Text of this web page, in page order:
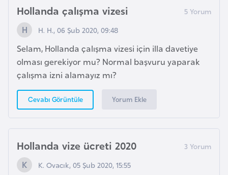
Hollanda çalışma vizesi
H. H., 06 Şub 2020, 09:48
Selam, Hollanda çalışma vizesi için illa davetiye
olması gerekiyor mu? Normal başvuru yaparak
çalışma izni alamayız mı?
Cevabı Görüntüle Yorum Ekle
Hollanda vize ücreti 2020
K. Ovacık, 05 Şub 2020, 15:55
m
n
i
s
t
E
s
o